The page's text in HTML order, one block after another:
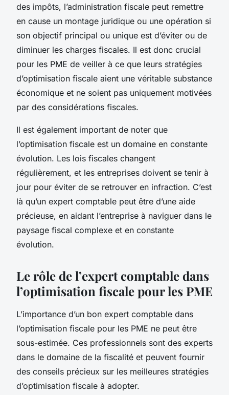
des impôts, l’administration fiscale peut remettre
en cause un montage juridique ou une opération si
son objectif principal ou unique est d’éviter ou de
diminuer les charges fiscales. Il est donc crucial
pour les PME de veiller à ce que leurs stratégies
d’optimisation fiscale aient une véritable substance
économique et ne soient pas uniquement motivées
par des considérations fiscales.
Il est également important de noter que
l’optimisation fiscale est un domaine en constante
évolution. Les lois fiscales changent
régulièrement, et les entreprises doivent se tenir à
jour pour éviter de se retrouver en infraction. C’est
là qu’un expert comptable peut être d’une aide
précieuse, en aidant l’entreprise à naviguer dans le
paysage fiscal complexe et en constante
évolution.
Le rôle de l’expert comptable dans
l’optimisation fiscale pour les PME
L’importance d’un bon expert comptable dans
l’optimisation fiscale pour les PME ne peut être
sous-estimée. Ces professionnels sont des experts
dans le domaine de la fiscalité et peuvent fournir
des conseils précieux sur les meilleures stratégies
d’optimisation fiscale à adopter.